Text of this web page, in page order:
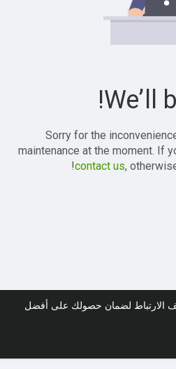
الارتباط لضمان حصولك على أفضل
We’ll
Sorry for the
maintenance at the moment. If
contact us,